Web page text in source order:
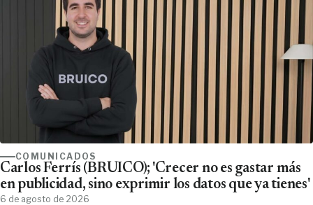
COMUNICADOS
Carlos Ferrís (BRUICO); 'Crecer no es gastar más
en publicidad, sino exprimir los datos que ya tienes'
6 de agosto de 2026